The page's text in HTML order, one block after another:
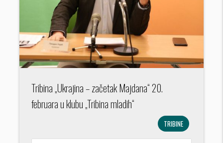
Tribina „Ukrajina – začetak Majdana“ 20.
februara u klubu „Tribina mladih“
TRIBINE